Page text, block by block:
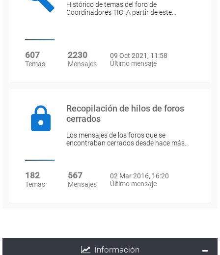
Histórico de temas del foro de
Coordinadores TIC. A partir de este…
607
Temas
2230
Mensajes
09 Oct 2021, 11:58
Último mensaje
Recopilación de hilos de foros
cerrados
Los mensajes de los foros que se
encontraban cerrados desde hace más…
182
Temas
567
Mensajes
02 Mar 2016, 16:20
Último mensaje
Información